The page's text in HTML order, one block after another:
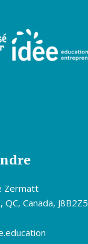
Zermatt
QC, Canada, J8B2Z5